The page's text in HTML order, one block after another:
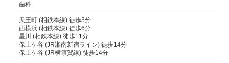
歯科
天王町 (相鉄本線) 徒歩3分
西横浜 (相鉄本線) 徒歩6分
星川 (相鉄本線) 徒歩11分
保土ケ谷 (JR湘南新宿ライン) 徒歩14分
保土ケ谷 (JR横須賀線) 徒歩14分